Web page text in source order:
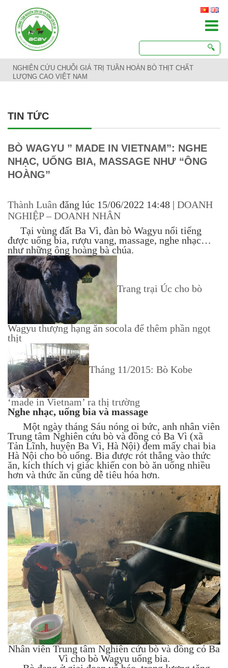
NGHIÊN CỨU CHUỖI GIÁ TRỊ TUẦN HOÀN BÒ THỊT CHẤT
LƯỢNG CAO VIỆT NAM
TIN TỨC
BÒ WAGYU ” MADE IN VIETNAM”: NGHE
NHẠC, UỐNG BIA, MASSAGE NHƯ “ÔNG
HOÀNG”
Thành Luân đăng lúc 15/06/2022 14:48 | DOANH
NGHIỆP – DOANH NHÂN
Tại vùng đất Ba Vì, đàn bò Wagyu nổi tiếng
được uống bia, rượu vang, massage, nghe nhạc…
như những ông hoàng bà chúa.
Trang trại Úc cho bò
Wagyu thượng hạng ăn socola để thêm phần ngọt
thịt
Tháng 11/2015: Bò Kobe
‘made in Vietnam’ ra thị trường
Nghe nhạc, uống bia và massage
Một ngày tháng Sáu nóng oi bức, anh nhân viên
Trung tâm Nghiên cứu bò và đồng cỏ Ba Vì (xã
Tản Lĩnh, huyện Ba Vì, Hà Nội) đem mấy chai bia
Hà Nội cho bò uống. Bia được rót thẳng vào thức
ăn, kích thích vị giác khiến con bò ăn uống nhiều
hơn và thức ăn cũng dễ tiêu hóa hơn.
Nhân viên Trung tâm Nghiên cứu bò và đồng cỏ Ba
Vì cho bò Wagyu uống bia.